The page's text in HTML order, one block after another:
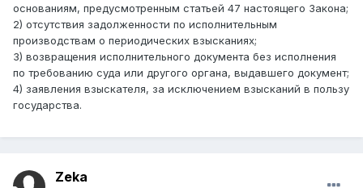
основаниям, предусмотренным статьей 47 настоящего Закона;
2) отсутствия задолженности по исполнительным
производствам о периодических взысканиях;
3) возвращения исполнительного документа без исполнения
по требованию суда или другого органа, выдавшего документ;
4) заявления взыскателя, за исключением взысканий в пользу
государства.
Zeka